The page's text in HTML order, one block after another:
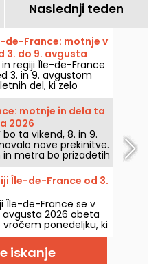
Naslednji teden
de-France: motnje v
3. do 9. avgusta
regiji Île-de-France
3. in 9. avgustom
del, ki zelo
linije, po
motnje in dela ta
2026
bo ta vikend, 8. in 9.
nove prekinitve.
in metra bo prizadetih
vam vse, da
lažje pripravite.
Île-de-France od 3.
Île-de-France se v
2026 obeta
ponedeljku, ki
nevihte, se
znižajo, preden se
in sončno vreme.
iskanje